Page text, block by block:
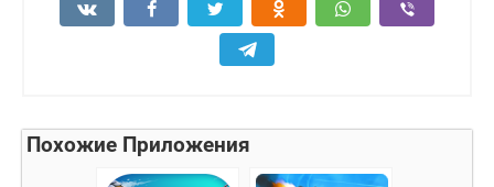
Похожие Приложения